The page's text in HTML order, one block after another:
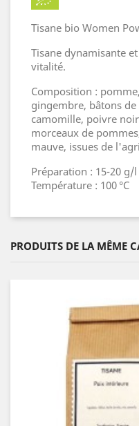
Tisane bio Women
Tisane dynamisante
vitalité.
Composition :
gingembre, bâtons
camomille, poivre
morceaux de
mauve, issues de
Préparation : 15-20 g/
Température : 100 °C
PRODUITS DE LA MÊME